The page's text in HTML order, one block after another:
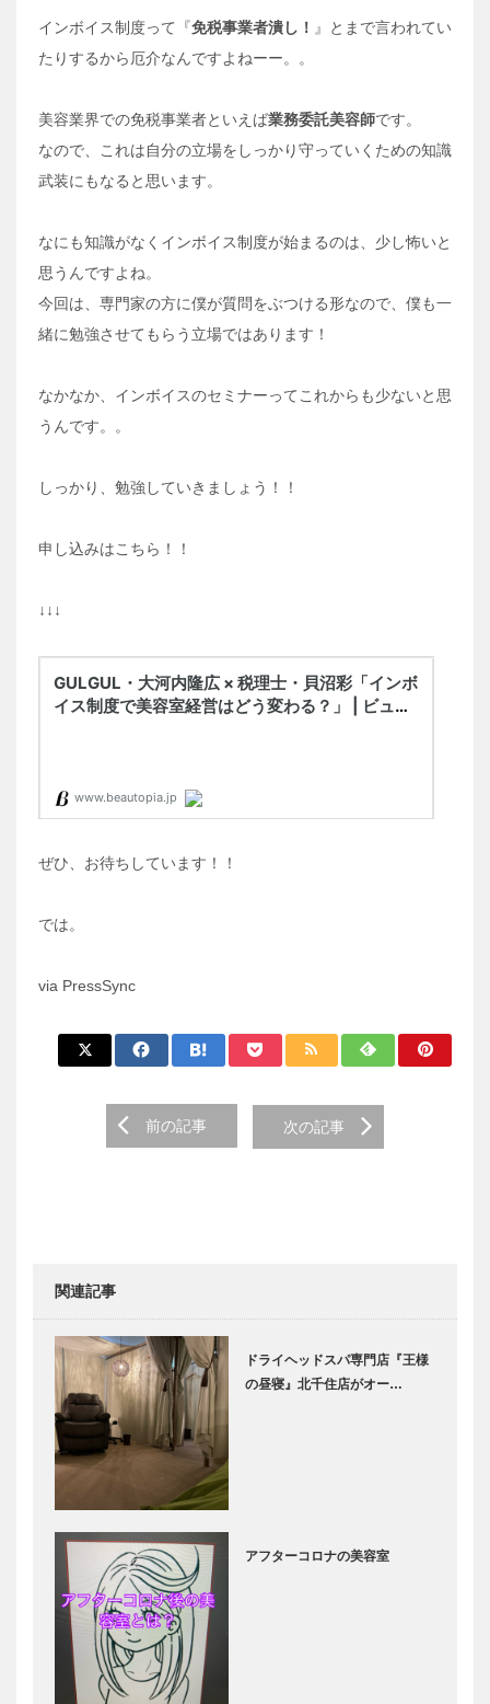
インボイス制度って『免税事業者潰し！ 』とまで言われてい
たりするから厄介なんですよねーー。。
美容業界での免税事業者といえば業務委託美容師です。
なので、これは自分の立場をしっかり守っていくための知識
武装にもなると思います。
なにも知識がなくインボイス制度が始まるのは、少し怖いと
思うんですよね。
今回は、専門家の方に僕が質問をぶつける形なので、僕も一
緒に勉強させてもらう立場ではあります！
なかなか、インボイスのセミナーってこれからも少ないと思
うんです。。
しっかり、勉強していきましょう！！
申し込みはこちら！！
↓↓↓
ぜひ、お待ちしています！！
では。
via PressSync
前の記事 次の記事
関連記事
ドライヘッドスパ専門店『王様
の昼寝』北千住店がオー…
アフターコロナの美容室